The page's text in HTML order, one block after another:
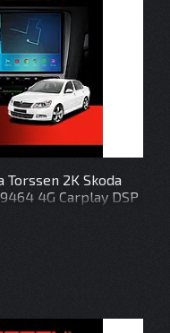
Torssen 2K Skoda
4G Carplay DSP